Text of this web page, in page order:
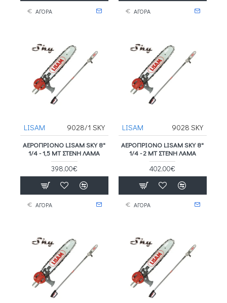
ΑΓΟΡΑ ΑΓΟΡΑ
LISAM 9028/1 SKY
ΑΕΡΟΠΡΙΟΝΟ LISAM SKY 8"
1/4 - 1,5 ΜΤ ΣΤΕΝΗ ΛΑΜΑ
398,00€
ΑΓΟΡΑ
LISAM 9028 SKY
ΑΕΡΟΠΡΙΟΝΟ LISAM SKY 8"
1/4 - 2 ΜΤ ΣΤΕΝΗ ΛΑΜΑ
402,00€
ΑΓΟΡΑ